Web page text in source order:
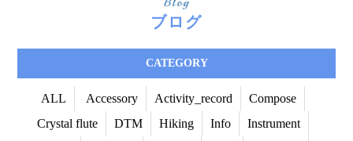
ブログ
CATEGORY
ALL Accessory Activity_record
Compose
Crystal flute
DTM Hiking Info
Instrument